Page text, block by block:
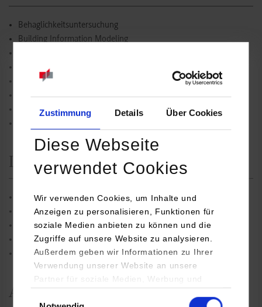
Zustimmung Details Über Cookies
Diese Webseite
verwendet Cookies
Wir verwenden Cookies, um Inhalte und
Anzeigen zu personalisieren, Funktionen für
soziale Medien anbieten zu können und die
Zugriffe auf unsere Website zu analysieren.
Außerdem geben wir Informationen zu Ihrer
Verwendung unserer Website an unsere
Partner für soziale Medien, Werbung und
Behaglichkeitsuntersuchung
Building Information Modeling
Gebäudeaufnahme / Bestandsdokumentation
Gebäudezustands- / Schwachstellenanalyse
Indoornavigation
Moderne Arbeitswelten
Lehrgebiete
Baukonstruktion- und Entwurfslehre
Technische Gebäudeausstattung I+II+III
Brandschutzmanagement
Instandhaltungsmanagement
Digitalisierung im FM
Ausstattung